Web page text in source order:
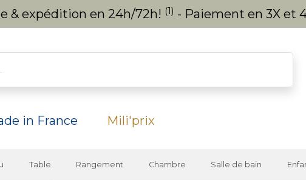
& expédition en 24h/72h! (1) - Paiement en 3X et
in France Mili'prix
Table Rangement Chambre Salle de bain